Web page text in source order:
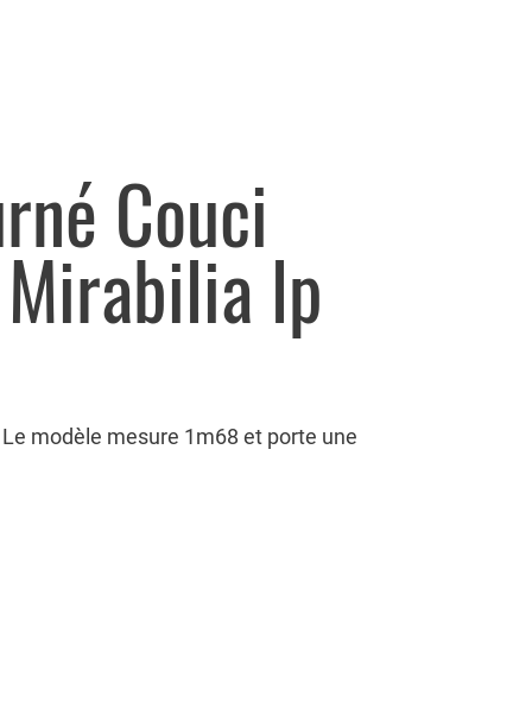
Couci
lp
modèle mesure 1m68 et porte une